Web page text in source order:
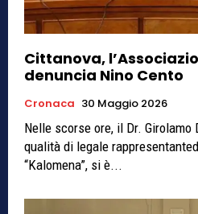
Cittanova,
denuncia Nino Cento
Cronaca 30 Maggio 2026
Nelle scorse ore, il Dr. Girolamo
qualità di legale
“Kalomena”, si è...